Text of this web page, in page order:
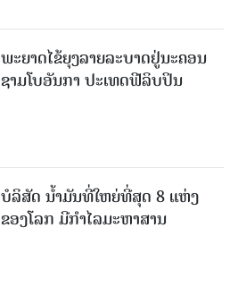
ພະຍາດໄຂ້ຍຸງລາຍລະບາດຢູ່ນະຄອນ
ຊາມໂບ​ອັນກາ ປະເທດຟີລິບປິນ
ບໍລິສັດ ນ້ຳມັນທີ່ໃຫຍ່ທີ່ສຸດ 8 ແຫ່ງ
ຂອງໂລກ ມີກຳໄລມະຫາສານ